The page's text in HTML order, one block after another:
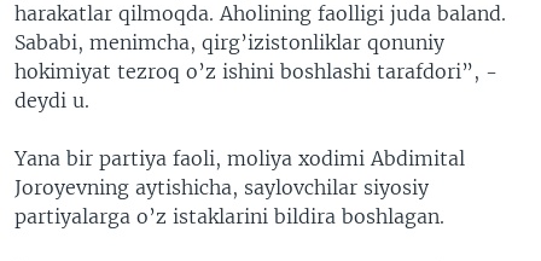
harakatlar qilmoqda. Aholining faolligi juda baland.
Sababi, menimcha, qirg’izistonliklar qonuniy
hokimiyat tezroq o’z ishini boshlashi tarafdori”, -
deydi u.
Yana bir partiya faoli, moliya xodimi Abdimital
Joroyevning aytishicha, saylovchilar siyosiy
partiyalarga o’z istaklarini bildira boshlagan.